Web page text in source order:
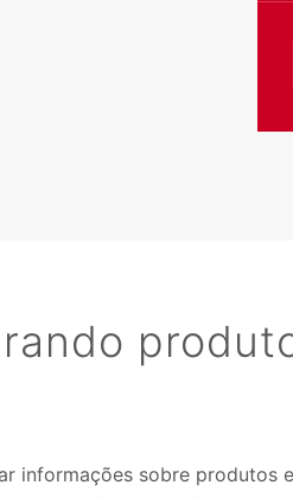
informações sobre produtos